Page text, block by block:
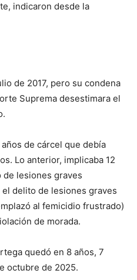
indicaron desde la
de 2017, pero su condena
Suprema desestimara el
de cárcel que debía
Lo anterior, implicaba 12
de lesiones graves
delito de lesiones graves
al femicidio frustrado)
de morada.
quedó en 8 años, 7
octubre de 2025.